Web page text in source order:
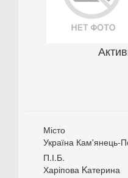
Місто
Україна Кам'янець-
П.І.Б.
Харіпова Kатерина